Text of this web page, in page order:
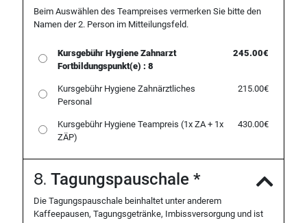
Beim Auswählen des Teampreises vermerken Sie bitte den
Namen der 2. Person im Mitteilungsfeld.
Kursgebühr HygieneZahnarzt
Fortbildungspunkt(e) : 8
245.00€
Kursgebühr HygieneZahnärztliches
Personal
215.00€
Kursgebühr HygieneTeampreis (1x ZA + 1x
ZÄP)
430.00€
8.Tagungspauschale *
Die Tagungspauschale beinhaltet unter anderem
Kaffeepausen, Tagungsgetränke, Imbissversorgung und ist